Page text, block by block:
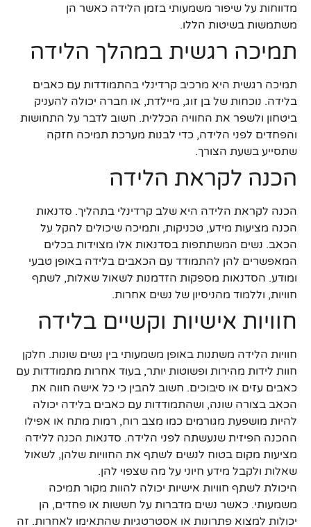
מדווחות על שיפור משמעותי בזמן הלידה כאשר הן
משתמשות בשיטות הללו.
תמיכה רגשית במהלך הלידה
תמיכה רגשית היא מרכיב קרדינלי בהתמודדות עם כאבים
בלידה. נוכחות של בן זוג, מיילדת, או חברה יכולה להעניק
ביטחון ולשפר את החוויה הכללית. חשוב לדבר על התחושות
והפחדים לפני הלידה, כדי לבנות מערכת תמיכה חזקה
שתסייע בשעת הצורך.
הכנה לקראת הלידה
הכנה לקראת הלידה היא שלב קרדינלי בתהליך. סדנאות
הכנה מציעות מידע, טכניקות, ותמיכה שיכולים להקל על
הכאב. נשים המשתתפות בסדנאות אלו מצוידות בכלים
המאפשרים להן להתמודד עם הכאבים בלידה באופן טבעי
ומודע. הסדנאות מספקות הזדמנות לשאול שאלות, לשתף
חוויות, וללמוד מהניסיון של נשים אחרות.
חוויות אישיות וקשיים בלידה
חוויות הלידה משתנות באופן משמעותי בין נשים שונות. חלקן
חוות לידות מהירות ופשוטות יותר, בעוד אחרות מתמודדות עם
כאבים עזים או סיבוכים. חשוב להבין כי כל אישה חווה את
הכאב בצורה שונה, ושהתמודדות עם כאבים בלידה יכולה
להיות מושפעת מגורמים כמו מצב רוח, רמות מתח או אפילו
ההכנה הפיזית שנעשתה לפני הלידה. סדנאות הכנה ללידה
מציעות מקום בטוח לנשים לשתף את החוויות שלהן, לשאול
שאלות ולקבל מידע חיוני על מה שצפוי להן.
היכולת לשתף חוויות אישיות יכולה להוות מקור תמיכה
משמעותי. כאשר נשים מדברות על חששות או פחדים, הן
יכולות למצוא פתרונות או אסטרטגיות שהתאימו לאחרות. זה